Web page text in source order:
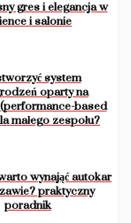
gres i elegancja w
i salonie
system
oparty na
based
małego zespołu?
wynająć autokar
praktyczny
poradnik